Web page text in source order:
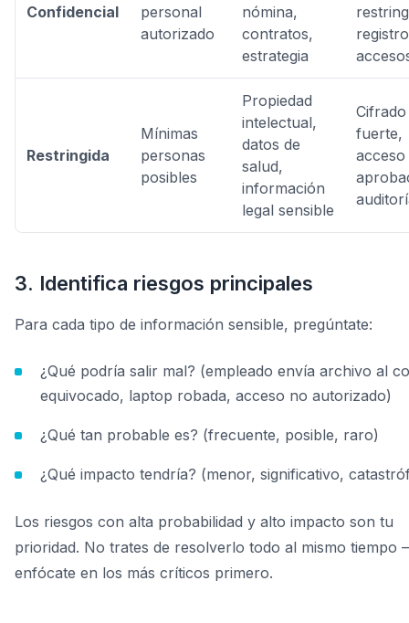
Confidencial
personal
autorizado
nómina,
contratos,
estrategia
Restringida
Mínimas
personas
posibles
Propiedad
intelectual,
datos de
salud,
información
legal sensible
Cifrado
fuerte,
3. Identifica riesgos principales
Para cada tipo de información sensible, pregúntate:
¿Qué podría salir mal? (empleado envía archivo al
equivocado, laptop robada, acceso no autorizado)
¿Qué tan probable es? (frecuente, posible, raro)
¿Qué impacto tendría? (menor, significativo,
Los riesgos con alta probabilidad y alto impacto son tu
prioridad. No trates de resolverlo todo al mismo tiempo
enfócate en los más críticos primero.